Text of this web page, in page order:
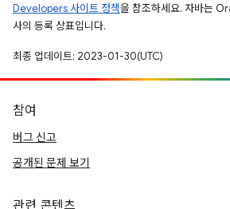
Developers 사이트 정책을 참조하세요. 자바는
사의 등록 상표입니다.
최종 업데이트: 2023-01-30(UTC)
참여
버그 신고
공개된 문제 보기
관련 콘텐츠